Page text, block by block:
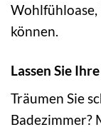
können.
Lassen Sie
Träumen Sie
Badezimmer?